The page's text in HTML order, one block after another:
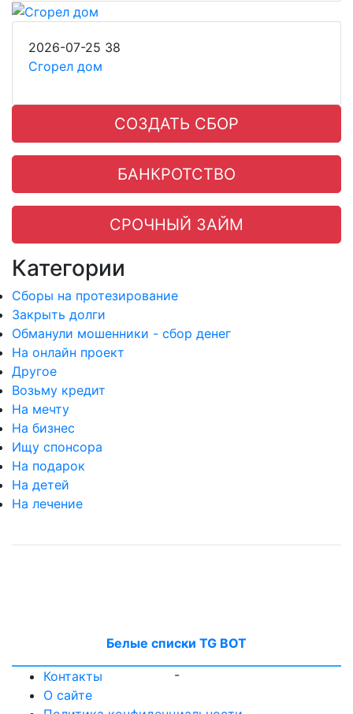
2026-07-25 38
Сгорел дом
СОЗДАТЬ СБОР
БАНКРОТСТВО
СРОЧНЫЙ ЗАЙМ
Категории
Сборы на протезирование
Закрыть долги
Обманули мошенники - сбор денег
На онлайн проект
Другое
Возьму кредит
На мечту
На бизнес
Ищу спонсора
На подарок
На детей
На лечение
Белые списки TG BOT
-
Контакты
О сайте